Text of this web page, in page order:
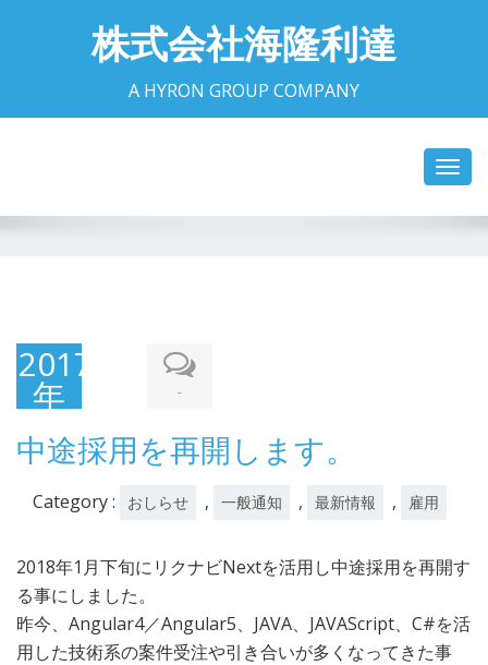
株式会社海隆利達
A HYRON GROUP COMPANY
2017
年
12
月
21
日
-
中途採用を再開します。
Category : おしらせ , 一般通知 , 最新情報 , 雇用
2018年1月下旬にリクナビNextを活用し中途採用を再開す
る事にしました。
昨今、Angular4／Angular5、JAVA、JAVAScript、C#を活
用した技術系の案件受注や引き合いが多くなってきた事